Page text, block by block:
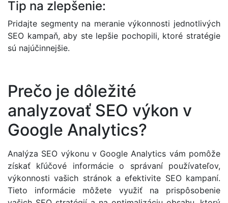
Tip na zlepšenie:
Pridajte segmenty na meranie výkonnosti jednotlivých
SEO kampaň, aby ste lepšie pochopili, ktoré stratégie
sú najúčinnejšie.
Prečo je dôležité
analyzovať SEO výkon v
Google Analytics?
Analýza SEO výkonu v Google Analytics vám pomôže
získať kľúčové informácie o správaní používateľov,
výkonnosti vašich stránok a efektivite SEO kampaní.
Tieto informácie môžete využiť na prispôsobenie